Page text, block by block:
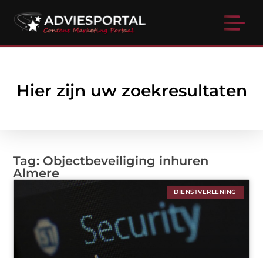
Hier zijn uw zoekresultaten
Tag: Objectbeveiliging inhuren
Almere
DIENSTVERLENING